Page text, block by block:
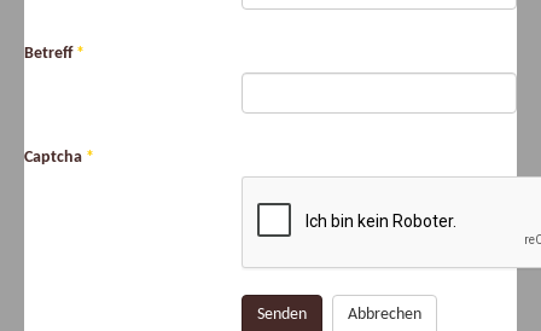
Betreff*
Captcha *
Senden Abbrechen